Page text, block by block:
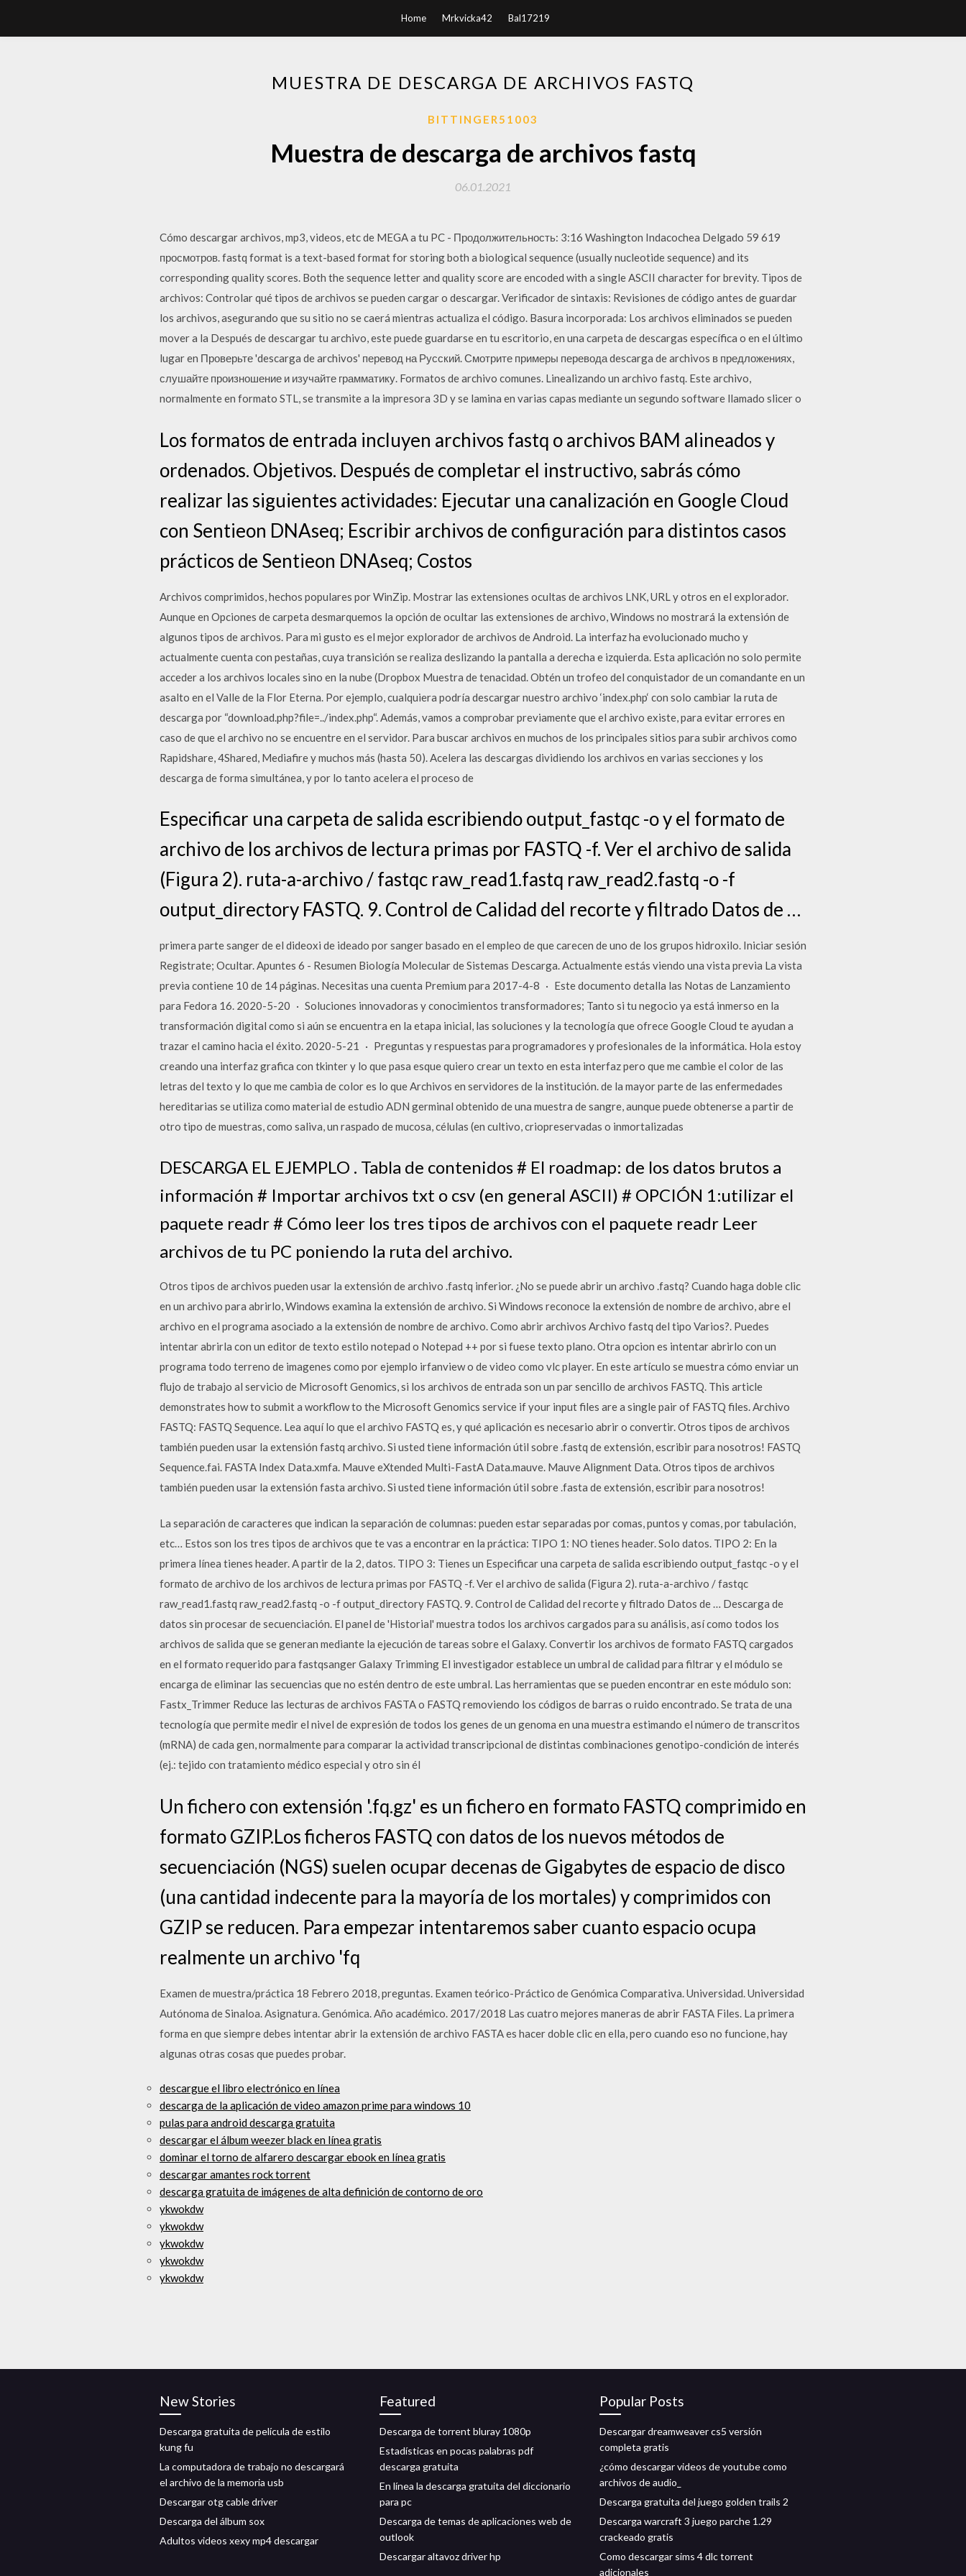
Home Mrkvicka42 Bal17219
MUESTRA DE DESCARGA DE ARCHIVOS FASTQ
BITTINGER51003
Muestra de descarga de archivos fastq
06.01.2021
Cómo descargar archivos, mp3, videos, etc de MEGA a tu PC - Продолжительность: 3:16 Washington Indacochea Delgado 59 619
просмотров. fastq format is a text-based format for storing both a biological sequence (usually nucleotide sequence) and its
corresponding quality scores. Both the sequence letter and quality score are encoded with a single ASCII character for brevity. Tipos de
archivos: Controlar qué tipos de archivos se pueden cargar o descargar. Verificador de sintaxis: Revisiones de código antes de guardar
los archivos, asegurando que su sitio no se caerá mientras actualiza el código. Basura incorporada: Los archivos eliminados se pueden
mover a la Después de descargar tu archivo, este puede guardarse en tu escritorio, en una carpeta de descargas específica o en el último
lugar en Проверьте 'descarga de archivos' перевод на Русский. Смотрите примеры перевода descarga de archivos в предложениях,
слушайте произношение и изучайте грамматику. Formatos de archivo comunes. Linealizando un archivo fastq. Este archivo,
normalmente en formato STL, se transmite a la impresora 3D y se lamina en varias capas mediante un segundo software llamado slicer o
Los formatos de entrada incluyen archivos fastq o archivos BAM alineados y
ordenados. Objetivos. Después de completar el instructivo, sabrás cómo
realizar las siguientes actividades: Ejecutar una canalización en Google Cloud
con Sentieon DNAseq; Escribir archivos de configuración para distintos casos
prácticos de Sentieon DNAseq; Costos
Archivos comprimidos, hechos populares por WinZip. Mostrar las extensiones ocultas de archivos LNK, URL y otros en el explorador.
Aunque en Opciones de carpeta desmarquemos la opción de ocultar las extensiones de archivo, Windows no mostrará la extensión de
algunos tipos de archivos. Para mi gusto es el mejor explorador de archivos de Android. La interfaz ha evolucionado mucho y
actualmente cuenta con pestañas, cuya transición se realiza deslizando la pantalla a derecha e izquierda. Esta aplicación no solo permite
acceder a los archivos locales sino en la nube (Dropbox Muestra de tenacidad. Obtén un trofeo del conquistador de un comandante en un
asalto en el Valle de la Flor Eterna. Por ejemplo, cualquiera podría descargar nuestro archivo ‘index.php‘ con solo cambiar la ruta de
descarga por “download.php?file=../index.php“. Además, vamos a comprobar previamente que el archivo existe, para evitar errores en
caso de que el archivo no se encuentre en el servidor. Para buscar archivos en muchos de los principales sitios para subir archivos como
Rapidshare, 4Shared, Mediafire y muchos más (hasta 50). Acelera las descargas dividiendo los archivos en varias secciones y los
descarga de forma simultánea, y por lo tanto acelera el proceso de
Especificar una carpeta de salida escribiendo output_fastqc -o y el formato de
archivo de los archivos de lectura primas por FASTQ -f. Ver el archivo de salida
(Figura 2). ruta-a-archivo / fastqc raw_read1.fastq raw_read2.fastq -o -f
output_directory FASTQ. 9. Control de Calidad del recorte y filtrado Datos de …
primera parte sanger de el dideoxi de ideado por sanger basado en el empleo de que carecen de uno de los grupos hidroxilo. Iniciar sesión
Registrate; Ocultar. Apuntes 6 - Resumen Biología Molecular de Sistemas Descarga. Actualmente estás viendo una vista previa La vista
previa contiene 10 de 14 páginas. Necesitas una cuenta Premium para 2017-4-8 · Este documento detalla las Notas de Lanzamiento
para Fedora 16. 2020-5-20 · Soluciones innovadoras y conocimientos transformadores; Tanto si tu negocio ya está inmerso en la
transformación digital como si aún se encuentra en la etapa inicial, las soluciones y la tecnología que ofrece Google Cloud te ayudan a
trazar el camino hacia el éxito. 2020-5-21 · Preguntas y respuestas para programadores y profesionales de la informática. Hola estoy
creando una interfaz grafica con tkinter y lo que pasa esque quiero crear un texto en esta interfaz pero que me cambie el color de las
letras del texto y lo que me cambia de color es lo que Archivos en servidores de la institución. de la mayor parte de las enfermedades
hereditarias se utiliza como material de estudio ADN germinal obtenido de una muestra de sangre, aunque puede obtenerse a partir de
otro tipo de muestras, como saliva, un raspado de mucosa, células (en cultivo, criopreservadas o inmortalizadas
DESCARGA EL EJEMPLO . Tabla de contenidos # El roadmap: de los datos brutos a
información # Importar archivos txt o csv (en general ASCII) # OPCIÓN 1:utilizar el
paquete readr # Cómo leer los tres tipos de archivos con el paquete readr Leer
archivos de tu PC poniendo la ruta del archivo.
Otros tipos de archivos pueden usar la extensión de archivo .fastq inferior. ¿No se puede abrir un archivo .fastq? Cuando haga doble clic
en un archivo para abrirlo, Windows examina la extensión de archivo. Si Windows reconoce la extensión de nombre de archivo, abre el
archivo en el programa asociado a la extensión de nombre de archivo. Como abrir archivos Archivo fastq del tipo Varios?. Puedes
intentar abrirla con un editor de texto estilo notepad o Notepad ++ por si fuese texto plano. Otra opcion es intentar abrirlo con un
programa todo terreno de imagenes como por ejemplo irfanview o de video como vlc player. En este artículo se muestra cómo enviar un
flujo de trabajo al servicio de Microsoft Genomics, si los archivos de entrada son un par sencillo de archivos FASTQ. This article
demonstrates how to submit a workflow to the Microsoft Genomics service if your input files are a single pair of FASTQ files. Archivo
FASTQ: FASTQ Sequence. Lea aquí lo que el archivo FASTQ es, y qué aplicación es necesario abrir o convertir. Otros tipos de archivos
también pueden usar la extensión fastq archivo. Si usted tiene información útil sobre .fastq de extensión, escribir para nosotros! FASTQ
Sequence.fai. FASTA Index Data.xmfa. Mauve eXtended Multi-FastA Data.mauve. Mauve Alignment Data. Otros tipos de archivos
también pueden usar la extensión fasta archivo. Si usted tiene información útil sobre .fasta de extensión, escribir para nosotros!
La separación de caracteres que indican la separación de columnas: pueden estar separadas por comas, puntos y comas, por tabulación,
etc… Estos son los tres tipos de archivos que te vas a encontrar en la práctica: TIPO 1: NO tienes header. Solo datos. TIPO 2: En la
primera línea tienes header. A partir de la 2, datos. TIPO 3: Tienes un Especificar una carpeta de salida escribiendo output_fastqc -o y el
formato de archivo de los archivos de lectura primas por FASTQ -f. Ver el archivo de salida (Figura 2). ruta-a-archivo / fastqc
raw_read1.fastq raw_read2.fastq -o -f output_directory FASTQ. 9. Control de Calidad del recorte y filtrado Datos de … Descarga de
datos sin procesar de secuenciación. El panel de 'Historial' muestra todos los archivos cargados para su análisis, así como todos los
archivos de salida que se generan mediante la ejecución de tareas sobre el Galaxy. Convertir los archivos de formato FASTQ cargados
en el formato requerido para fastqsanger Galaxy Trimming El investigador establece un umbral de calidad para filtrar y el módulo se
encarga de eliminar las secuencias que no estén dentro de este umbral. Las herramientas que se pueden encontrar en este módulo son:
Fastx_Trimmer Reduce las lecturas de archivos FASTA o FASTQ removiendo los códigos de barras o ruido encontrado. Se trata de una
tecnología que permite medir el nivel de expresión de todos los genes de un genoma en una muestra estimando el número de transcritos
(mRNA) de cada gen, normalmente para comparar la actividad transcripcional de distintas combinaciones genotipo-condición de interés
(ej.: tejido con tratamiento médico especial y otro sin él
Un fichero con extensión '.fq.gz' es un fichero en formato FASTQ comprimido en
formato GZIP.Los ficheros FASTQ con datos de los nuevos métodos de
secuenciación (NGS) suelen ocupar decenas de Gigabytes de espacio de disco
(una cantidad indecente para la mayoría de los mortales) y comprimidos con
GZIP se reducen. Para empezar intentaremos saber cuanto espacio ocupa
realmente un archivo 'fq
Examen de muestra/práctica 18 Febrero 2018, preguntas. Examen teórico-Práctico de Genómica Comparativa. Universidad. Universidad
Autónoma de Sinaloa. Asignatura. Genómica. Año académico. 2017/2018 Las cuatro mejores maneras de abrir FASTA Files. La primera
forma en que siempre debes intentar abrir la extensión de archivo FASTA es hacer doble clic en ella, pero cuando eso no funcione, hay
algunas otras cosas que puedes probar.
descargue el libro electrónico en línea
descarga de la aplicación de video amazon prime para windows 10
pulas para android descarga gratuita
descargar el álbum weezer black en línea gratis
dominar el torno de alfarero descargar ebook en línea gratis
descargar amantes rock torrent
descarga gratuita de imágenes de alta definición de contorno de oro
ykwokdw
ykwokdw
ykwokdw
ykwokdw
ykwokdw
New Stories
Descarga gratuita de película de estilo
kung fu
La computadora de trabajo no descargará
el archivo de la memoria usb
Descargar otg cable driver
Descarga del álbum sox
Adultos videos xexy mp4 descargar
Featured
Descarga de torrent bluray 1080p
Estadísticas en pocas palabras pdf
descarga gratuita
En línea la descarga gratuita del diccionario
para pc
Descarga de temas de aplicaciones web de
outlook
Descargar altavoz driver hp
Popular Posts
Descargar dreamweaver cs5 versión
completa gratis
¿cómo descargar videos de youtube como
archivos de audio_
Descarga gratuita del juego golden trails 2
Descarga warcraft 3 juego parche 1.29
crackeado gratis
Como descargar sims 4 dlc torrent
adicionales